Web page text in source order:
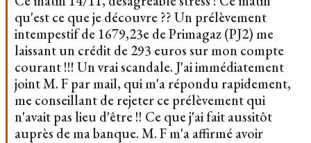
qu'est ce que je découvre ?? Un prélèvement
intempestif de 1679,23e de Primagaz (PJ2) me
laissant un crédit de 293 euros sur mon compte
courant !!! Un vrai scandale. J'ai immédiatement
joint M. F par mail, qui m'a répondu rapidement,
me conseillant de rejeter ce prélèvement qui
n'avait pas lieu d'être !! Ce que j'ai fait aussitôt
auprès de ma banque. M. F m'a affirmé avoir